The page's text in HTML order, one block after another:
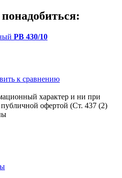
РВ 430/10
к сравнению
характер и ни при
публичной офертой (Ст. 437 (2)